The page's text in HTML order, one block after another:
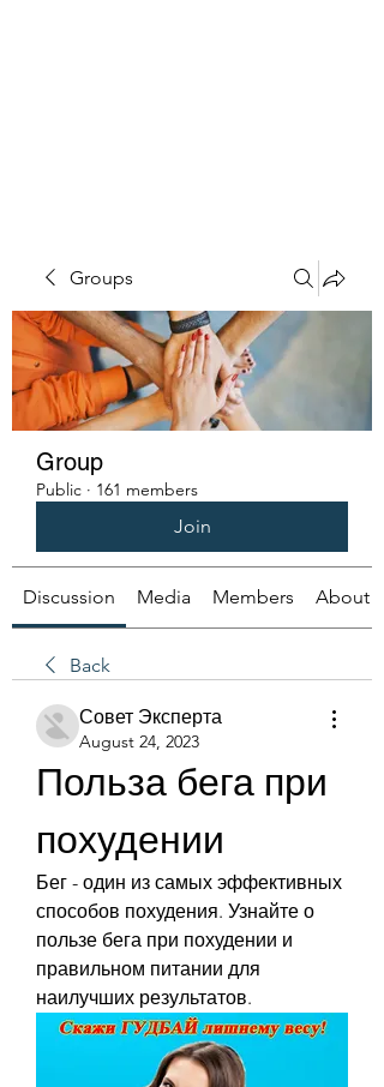
Groups
Group
Public · 161 members
Join
Discussion Media Members About
Back
Совет Эксперта
August 24, 2023
Польза бега при
похудении
Бег - один из самых эффективных
способов похудения. Узнайте о
пользе бега при похудении и
правильном питании для
наилучших результатов.